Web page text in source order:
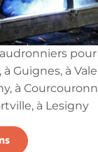
Guignes, à
à
à Lesigny